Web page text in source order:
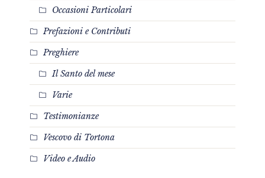
Occasioni Particolari
Prefazioni e Contributi
Preghiere
Il Santo del mese
Varie
Testimonianze
Vescovo di Tortona
Video e Audio